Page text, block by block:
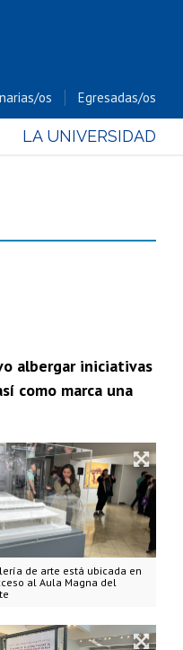
os Egresadas/os
LA UNIVERSIDAD
albergar iniciativas
como marca una
de arte está ubicada en
al Aula Magna del